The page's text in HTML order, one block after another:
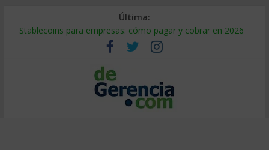
Última:
Stablecoins para empresas: cómo pagar y cobrar en 2026
Despido silencioso: qué es y por qué sale tan caro
IA en selección de personal: cómo auditarla a tiempo
Trabajo forzoso en la cadena de suministro: qué hacer
Mercado hispano de EE. UU.: cómo segmentarlo y venderle